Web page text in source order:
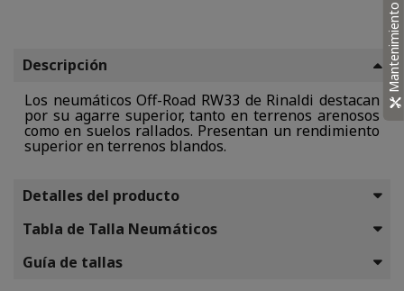
Descripción
Los neumáticos Off-Road RW33 de Rinaldi destacan
por su agarre superior, tanto en terrenos arenosos
como en suelos rallados. Presentan un rendimiento
superior en terrenos blandos.
Detalles del producto
Tabla de Talla Neumáticos
Guía de tallas
Mantenimiento